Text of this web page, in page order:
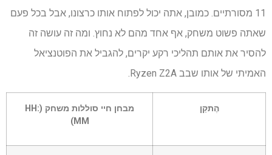
11 מסורתיים. כמובן, אתה יכול לפתוח אותו כרצונו, אבל בכל פעם
שאתה פשוט משחק, אף אחד מהם לא נחוץ. ומה זה עושה זה
להסיר את אותם תהליכי רקע יקרים, להגביל את הפוטנציאל
האמיתי של אותו שבב Ryzen Z2A.
הֶתקֵן
מבחן חיי סוללות משחק (HH:
MM)